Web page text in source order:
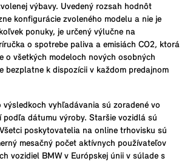
výbavy. Uvedený rozsah hodnôt
konfigurácie zvoleného modelu a nie je
ponuky, je určený výlučne na
o spotrebe paliva a emisiách CO2, ktorá
o všetkých modeloch nových osobných
bezplatne k dispozícii v každom predajnom
výsledkoch vyhľadávania sú zoradené vo
podľa dátumu výroby. Staršie vozidlá sú
poskytovatelia na online trhovisku sú
mesačný počet aktívnych používateľov
vozidiel BMW v Európskej únii v súlade s